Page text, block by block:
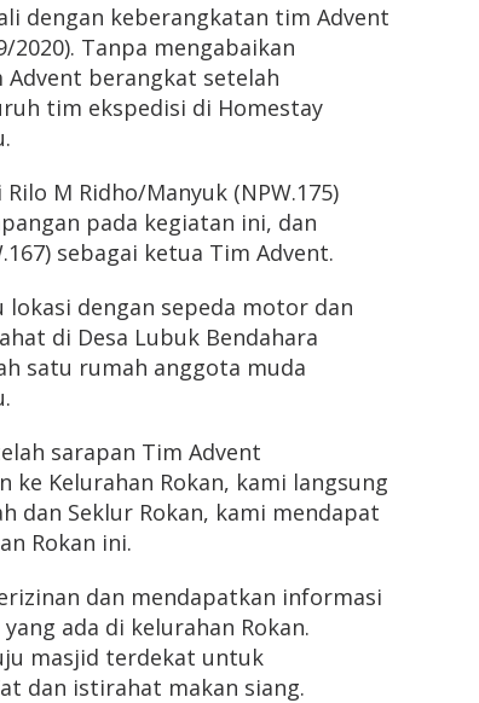
dengan keberangkatan tim Advent
2020). Tanpa mengabaikan
berangkat setelah
tim ekspedisi di Homestay
M Ridho/Manyuk (NPW.175)
pada kegiatan ini, dan
sebagai ketua Tim Advent.
dengan sepeda motor dan
di Desa Lubuk Bendahara
satu rumah anggota muda
sarapan Tim Advent
ke Kelurahan Rokan, kami langsung
dan Seklur Rokan, kami mendapat
Rokan ini.
dan mendapatkan informasi
ada di kelurahan Rokan.
masjid terdekat untuk
dan istirahat makan siang.